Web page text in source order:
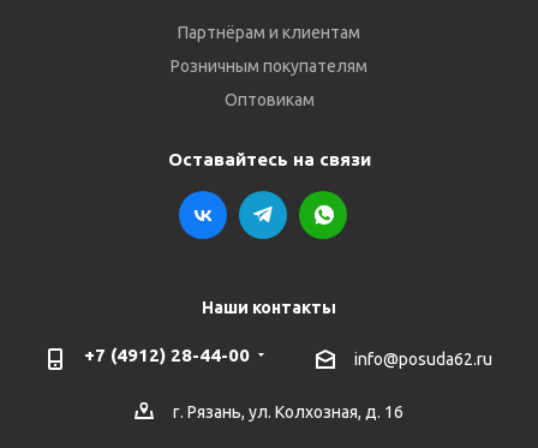
Партнёрам и клиентам
Розничным покупателям
Оптовикам
Оставайтесь на связи
Наши контакты
+7 (4912) 28-44-00 info@posuda62.ru
г. Рязань, ул. Колхозная, д. 16